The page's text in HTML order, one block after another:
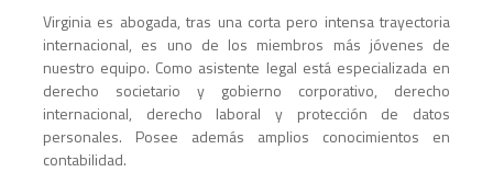
Virginia es abogada, tras una corta pero intensa trayectoria
internacional, es uno de los miembros más jóvenes de
nuestro equipo. Como asistente legal está especializada en
derecho societario y gobierno corporativo, derecho
internacional, derecho laboral y protección de datos
personales. Posee además amplios conocimientos en
contabilidad.